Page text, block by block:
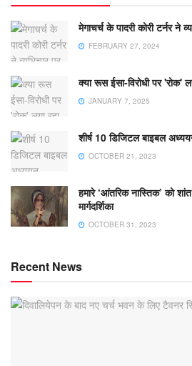
मेगाचर्च के पादरी कोरी टर्नर ने
FEBRUARY 27, 2024
क्या रूस ईसा-विरोधी पर 'रोक'
JANUARY 7, 2025
शीर्ष 10 डिजिटल बाइबल
OCTOBER 21, 2023
हमारे ‘आंतरिक नास्तिक’ को
मार्गदर्शिका
OCTOBER 31, 2023
Recent News